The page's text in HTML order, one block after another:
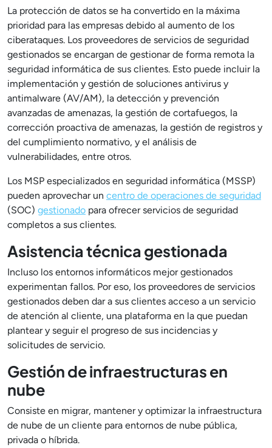
La protección de datos se ha convertido en la máxima
prioridad para las empresas debido al aumento de los
ciberataques. Los proveedores de servicios de seguridad
gestionados se encargan de gestionar de forma remota la
seguridad informática de sus clientes. Esto puede incluir la
implementación y gestión de soluciones antivirus y
antimalware (AV/AM), la detección y prevención
avanzadas de amenazas, la gestión de cortafuegos, la
corrección proactiva de amenazas, la gestión de registros y
del cumplimiento normativo, y el análisis de
vulnerabilidades, entre otros.
Los MSP especializados en seguridad informática (MSSP)
pueden aprovechar un centro de operaciones de seguridad
(SOC) gestionado para ofrecer servicios de seguridad
completos a sus clientes.
Asistencia técnica gestionada
Incluso los entornos informáticos mejor gestionados
experimentan fallos. Por eso, los proveedores de servicios
gestionados deben dar a sus clientes acceso a un servicio
de atención al cliente, una plataforma en la que puedan
plantear y seguir el progreso de sus incidencias y
solicitudes de servicio.
Gestión de infraestructuras en
nube
Consiste en migrar, mantener y optimizar la infraestructura
de nube de un cliente para entornos de nube pública,
privada o híbrida.